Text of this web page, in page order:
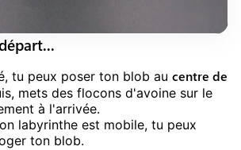
tu peux poser ton blob au centre de
mets des flocons d'avoine sur le
à l'arrivée.
labyrinthe est mobile, tu peux
ton blob.